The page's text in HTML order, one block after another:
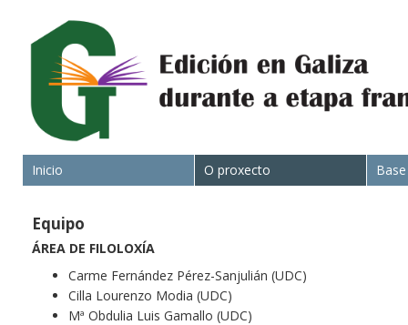
Inicio O proxecto
Equipo
ÁREA DE FILOLOXÍA
Carme Fernández Pérez-Sanjulián (UDC)
Cilla Lourenzo Modia (UDC)
Mª Obdulia Luis Gamallo (UDC)